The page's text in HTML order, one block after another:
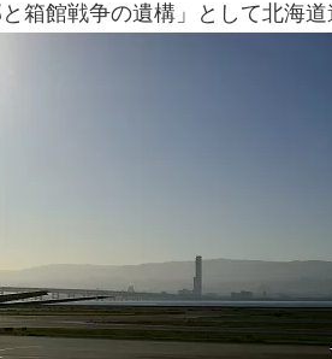
箱館戦争の遺構」として北海道